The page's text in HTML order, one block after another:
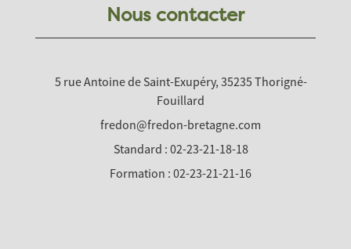
Nous contacter
5 rue Antoine de Saint-Exupéry, 35235 Thorigné-
Fouillard
fredon@fredon-bretagne.com
Standard : 02-23-21-18-18
Formation : 02-23-21-21-16